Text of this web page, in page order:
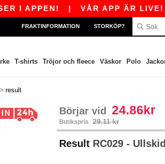
|VÅR APP ÄR LIVE! FÅ
FRAKTINFORMATION STORKÖP?
T-shirts Tröjor och fleece Väskor Polo
> result
Börjar vid 24.86kr
Butikspris 29.11 kr
Result RC029 -